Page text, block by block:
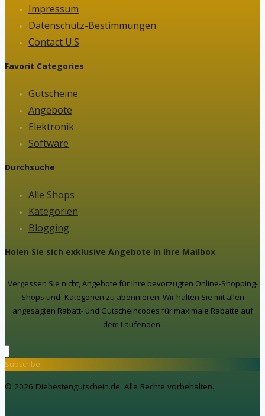
Impressum
Datenschutz-Bestimmungen
Contact U.S
Favorit Categories
Gutscheine
Angebote
Elektronik
Software
Durchsuche
Alle Shops
Kategorien
Blogging
Holen Sie sich exklusive Angebote in Ihre Mailbox
Vergessen Sie nicht, Angebote für Ihre bevorzugten Online-Shopping-
Shops und -Kategorien zu abonnieren. Wir halten Sie mit allen
angesagten Rabatt- und Gutscheincodes für maximale Rabatte auf
dem Laufenden.
Subscribe
© 2026 Diebestengutschein.de. Alle Rechte vorbehalten.